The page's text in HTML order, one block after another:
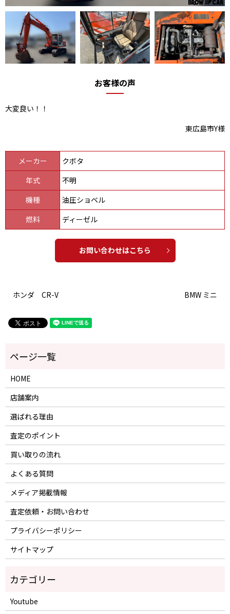
お客様の声
大変良い！！
東広島市Y様
メーカー
クボタ
年式
不明
機種
油圧ショベル
燃料
ディーゼル
お問い合わせはこちら
ホンダ CR-V BMW ミニ
HOME
店舗案内
選ばれる理由
査定のポイント
買い取りの流れ
よくある質問
メディア掲載情報
査定依頼・お問い合わせ
プライバシーポリシー
サイトマップ
Youtube